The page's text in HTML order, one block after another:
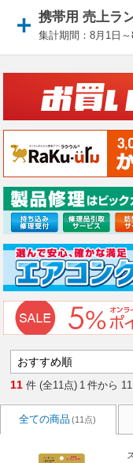
携帯用 売上ラ
集計期間：8月1日～
11 件 (全11点) 1 件から 11
全ての商品 (11点)